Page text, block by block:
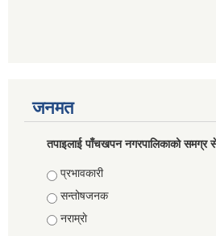
जनमत
तपाइलाई पाँचखपन नगरपालिकाको समग्र
Choices
प्रभावकारी
सन्तोषजनक
नराम्राे